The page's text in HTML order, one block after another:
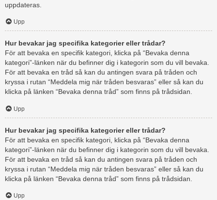
uppdateras.
Upp
Hur bevakar jag specifika kategorier eller trådar?
För att bevaka en specifik kategori, klicka på “Bevaka denna
kategori”-länken när du befinner dig i kategorin som du vill bevaka.
För att bevaka en tråd så kan du antingen svara på tråden och
kryssa i rutan “Meddela mig när tråden besvaras” eller så kan du
klicka på länken “Bevaka denna tråd” som finns på trådsidan.
Upp
Hur bevakar jag specifika kategorier eller trådar?
För att bevaka en specifik kategori, klicka på “Bevaka denna
kategori”-länken när du befinner dig i kategorin som du vill bevaka.
För att bevaka en tråd så kan du antingen svara på tråden och
kryssa i rutan “Meddela mig när tråden besvaras” eller så kan du
klicka på länken “Bevaka denna tråd” som finns på trådsidan.
Upp